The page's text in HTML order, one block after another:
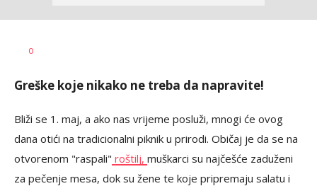
AUTOR
0
Greške koje nikako ne treba da napravite!
Bliži se 1. maj, a ako nas vrijeme posluži, mnogi će ovog
dana otići na tradicionalni piknik u prirodi. Običaj je da se na
otvorenom "raspali" roštilj, muškarci su najčešće zaduženi
za pečenje mesa, dok su žene te koje pripremaju salatu i